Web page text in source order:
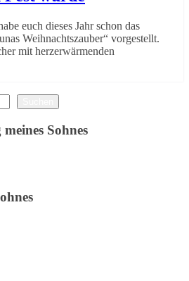
euch dieses Jahr schon das
Weihnachtszauber“ vorgestellt.
mit herzerwärmenden
Sohnes